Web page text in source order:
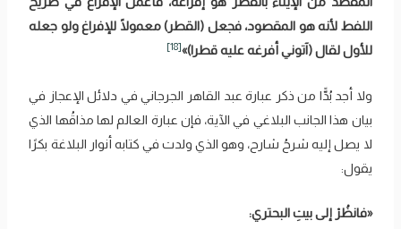
اللفط لأنه هو المقصود، فجعل (القطر) معمولًا للإفراغ ولو جعله
للأول لقال (آتوني أفرغه عليه قطرا)»[18]
ولا أجد بُدًّا من ذكر عبارة عبد القاهر الجرجاني في دلائل الإعجاز في
بيان هذا الجانب البلاغي في الآية، فإن عبارة العالم لها مذاقُها الذي
لا يصل إليه شرحُ شارح، وهو الذي ولدت في كتابه أنوار البلاغة بكرًا
يقول:
«فانظُرْ إلى بيتِ البحتري: